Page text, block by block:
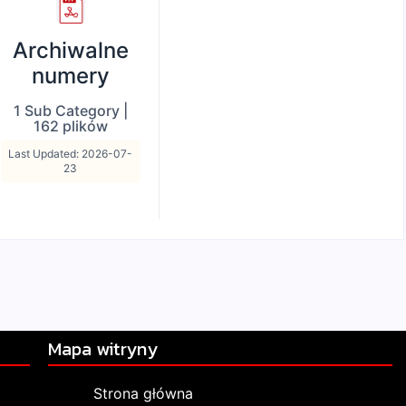
Archiwalne
numery
1 Sub Category
162 plików
Last Updated: 2026-07-
23
Mapa witryny
Strona główna